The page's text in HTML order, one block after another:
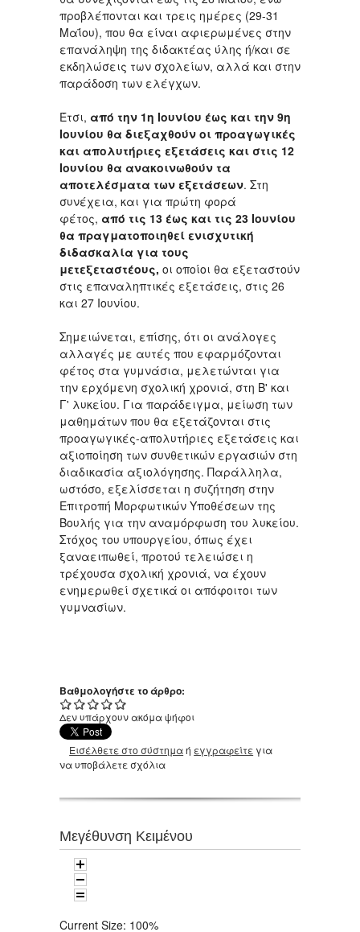
προβλέπονται και τρεις ημέρες (29-31
Μαΐου), που θα είναι αφιερωμένες στην
επανάληψη της διδακτέας ύλης ή/και σε
εκδηλώσεις των σχολείων, αλλά και στην
παράδοση των ελέγχων.
Έτσι, από την 1η Ιουνίου έως και την 9η
Ιουνίου θα διεξαχθούν οι προαγωγικές
και απολυτήριες εξετάσεις και στις 12
Ιουνίου θα ανακοινωθούν τα
αποτελέσματα των εξετάσεων. Στη
συνέχεια, και για πρώτη φορά
φέτος, από τις 13 έως και τις 23 Ιουνίου
θα πραγματοποιηθεί ενισχυτική
διδασκαλία για τους
μετεξεταστέους, οι οποίοι θα εξεταστούν
στις επαναληπτικές εξετάσεις, στις 26
και 27 Ιουνίου.
Σημειώνεται, επίσης, ότι οι ανάλογες
αλλαγές με αυτές που εφαρμόζονται
φέτος στα γυμνάσια, μελετώνται για
την ερχόμενη σχολική χρονιά, στη Β' και
Γ' λυκείου. Για παράδειγμα, μείωση των
μαθημάτων που θα εξετάζονται στις
προαγωγικές-απολυτήριες εξετάσεις και
αξιοποίηση των συνθετικών εργασιών στη
διαδικασία αξιολόγησης. Παράλληλα,
ωστόσο, εξελίσσεται η συζήτηση στην
Επιτροπή Μορφωτικών Υποθέσεων της
Βουλής για την αναμόρφωση του λυκείου.
Στόχος του υπουργείου, όπως έχει
ξαναειπωθεί, προτού τελειώσει η
τρέχουσα σχολική χρονιά, να έχουν
ενημερωθεί σχετικά οι απόφοιτοι των
γυμνασίων.
Βαθμολογήστε το άρθρο:
Δεν υπάρχουν ακόμα ψήφοι
Εισέλθετε στο σύστημαή εγγραφείτε για
να υποβάλετε σχόλια
Μεγέθυνση Κειμένου
Current Size: 100%